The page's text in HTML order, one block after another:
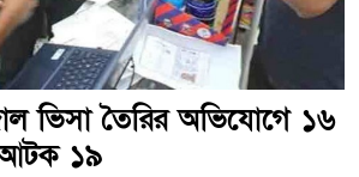
ভিসা তৈরির অভিযোগে ১৬
আটক ১৯